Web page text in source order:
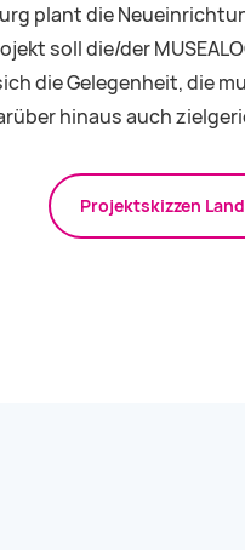
plant die
soll die/der
die Gelegenheit, die
hinaus auch
Projektskizzen